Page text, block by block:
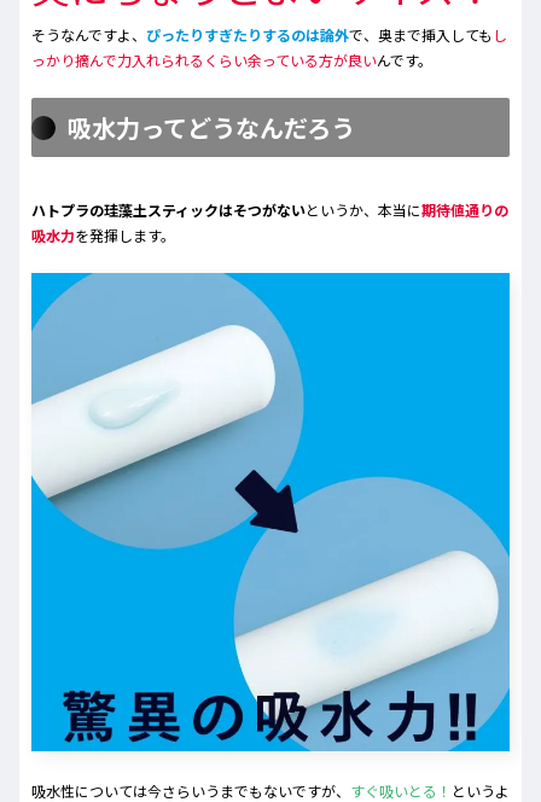
そうなんですよ、 ぴったりすぎたりするのは論外で、奥まで挿入しても し
っかり摘んで力入れられるくらい余っている方が良いんです。
吸水力ってどうなんだろう
ハトプラの珪藻土スティックはそつがないというか、本当に期待値通りの
吸水力を発揮します。
吸水性については今さらいうまでもないですが、 すぐ吸いとる！ というよ